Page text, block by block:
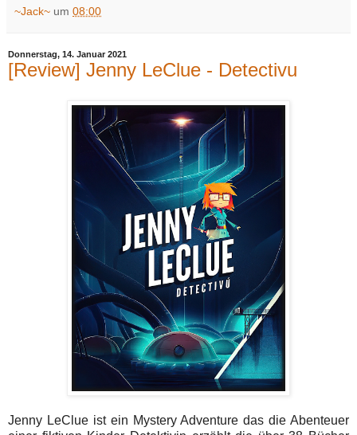
~Jack~ um 08:00
Donnerstag, 14. Januar 2021
[Review] Jenny LeClue - Detectivu
Jenny LeClue ist ein Mystery Adventure das die Abenteuer